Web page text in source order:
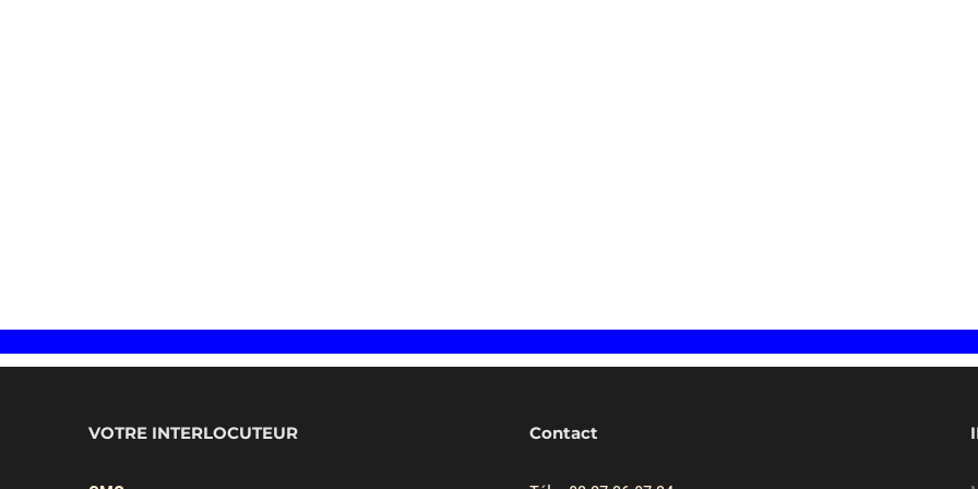
VOTRE INTERLOCUTEUR Contact